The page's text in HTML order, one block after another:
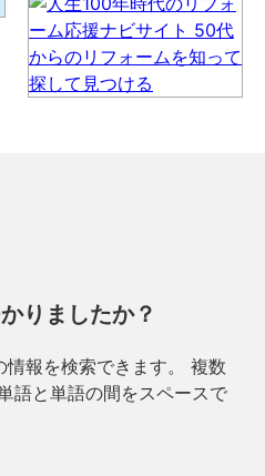
りましたか？
情報を検索できます。 複数
語と単語の間をスペースで